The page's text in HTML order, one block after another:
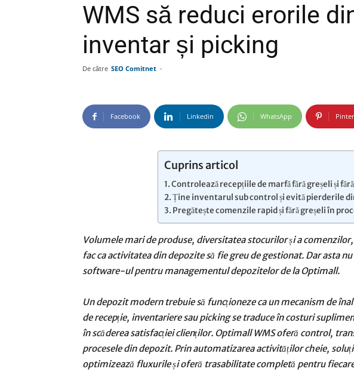
WMS să reduci erorile
inventar și picking
De către SEO Comitnet -
Facebook Linkedin WhatsApp
Cuprins articol
Controlează recepțiile de marfă fără greșeli și
Ține inventarul sub control și evită pierderile
Pregătește comenzile rapid și fără greșeli în
Volumele mari de produse, diversitatea stocurilor și a
fac ca activitatea din depozite să fie greu de gestionat. Dar asta
software-ul pentru managementul depozitelor de la Optimall.
Un depozit modern trebuie să funcționeze ca un mecanism de
de recepție, inventariere sau picking se traduce în costuri
în scăderea satisfacției clienților. Optimall WMS oferă control,
procesele din depozit. Prin automatizarea activităților cheie,
optimizează fluxurile și oferă trasabilitate completă pentru